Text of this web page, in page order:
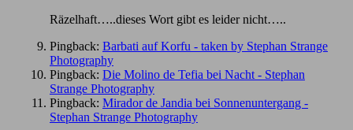
Räzelhaft…..dieses Wort gibt es leider nicht…..
Pingback: Barbati auf Korfu - taken by Stephan Strange
Photography
Pingback: Die Molino de Tefia bei Nacht - Stephan
Strange Photography
Pingback: Mirador de Jandia bei Sonnenuntergang -
Stephan Strange Photography